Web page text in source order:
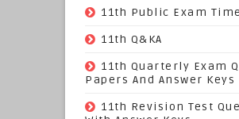
11th Public Exam
11th Q&KA
11th Quarterly Exam
Papers And Answer Keys
11th Revision Test